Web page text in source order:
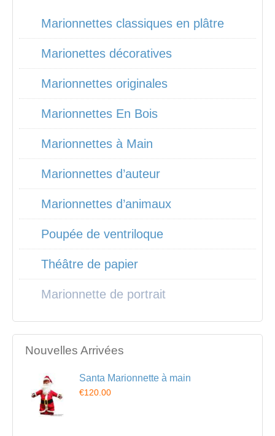
Marionnettes classiques en plâtre
Marionettes décoratives
Marionnettes originales
Marionnettes En Bois
Marionnettes à Main
Marionnettes d’auteur
Marionnettes d’animaux
Poupée de ventriloque
Théâtre de papier
Marionnette de portrait
Nouvelles Arrivées
Santa Marionnette à main
€120.00